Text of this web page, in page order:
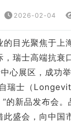
2026-02-04
的目光聚焦于上
，瑞士高端抗衰
心展区，成功
瑞士（
的新品发布会。
此盛会，向中国